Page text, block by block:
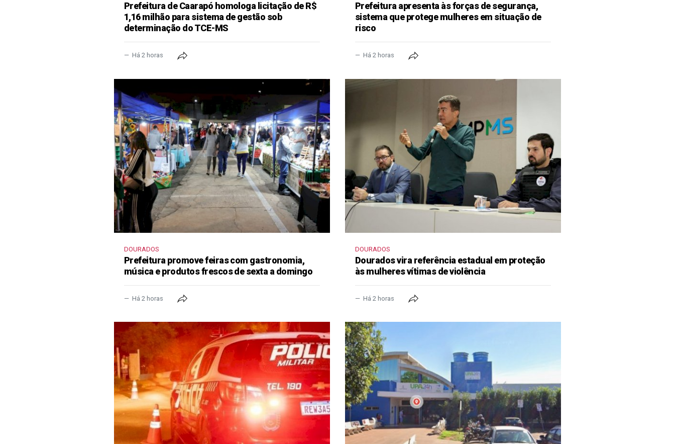
Prefeitura de Caarapó homologa licitação de R$
1,16 milhão para sistema de gestão sob
determinação do TCE-MS
Há 2 horas
Prefeitura apresenta às forças de segurança,
sistema que protege mulheres em situação de
risco
Há 2 horas
DOURADOS
Prefeitura promove feiras com gastronomia,
música e produtos frescos de sexta a domingo
Há 2 horas
DOURADOS
Dourados vira referência estadual em proteção
às mulheres vítimas de violência
Há 2 horas